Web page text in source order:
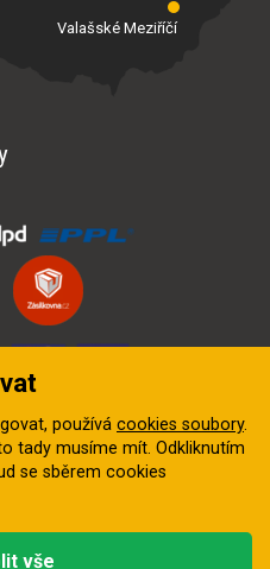
Valašské Meziříčí
používá cookies soubory.
tady musíme mít. Odkliknutím
se sběrem cookies
vše